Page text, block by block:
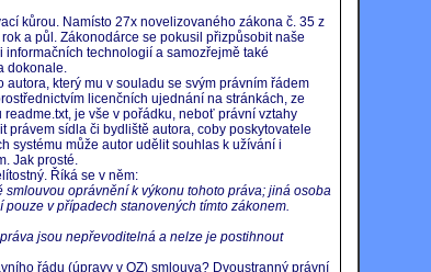
kůrou. Namísto 27x novelizovaného zákona č. 35 z
a půl. Zákonodárce se pokusil přizpůsobit naše
technologií a samozřejmě také
dokonale.
který mu v souladu se svým právním řádem
licenčních ujednání na stránkách, ze
je vše v pořádku, neboť právní vztahy
sídla či bydliště autora, coby poskytovatele
systému může autor udělit souhlas k užívání i
Jak prosté.
Říká se v něm:
oprávnění k výkonu tohoto práva; jiná osoba
v případech stanovených tímto zákonem.
jsou nepřevoditelná a nelze je postihnout
řádu (úpravy v OZ) smlouva? Dvoustranný právní